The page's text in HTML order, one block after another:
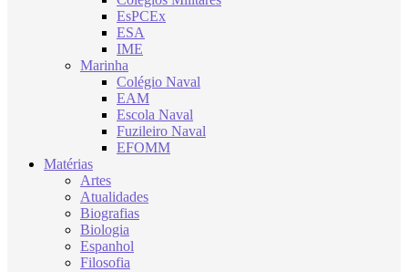
EsPCEx
ESA
IME
Marinha
Colégio Naval
EAM
Escola Naval
Fuzileiro Naval
EFOMM
Matérias
Artes
Atualidades
Biografias
Biologia
Espanhol
Filosofia